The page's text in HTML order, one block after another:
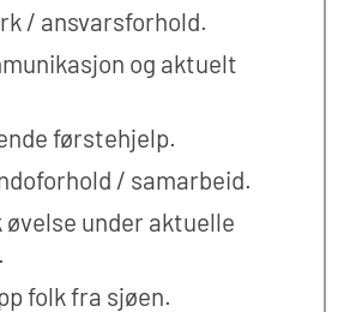
/ ansvarsforhold.
og aktuelt
førstehjelp.
/ samarbeid.
under aktuelle
folk fra sjøen.